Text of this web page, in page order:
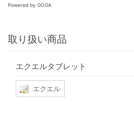
Powered by GOGA
取り扱い商品
エクエルタブレット
エクエル